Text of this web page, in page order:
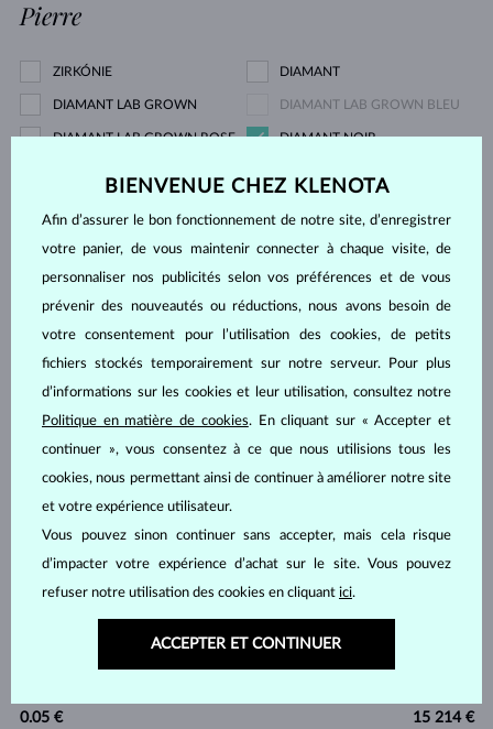
Pierre
ZIRKÓNIE DIAMANT
DIAMANT LAB GROWN DIAMANT LAB GROWN BLEU
DIAMANT LAB GROWN ROSE DIAMANT NOIR
SAPHIR JAUNE ÉMERAUDE
RUBIS PERLE
AIGUE-MARINE AMÉTHYSTE VIOLETTE
AMÉTHYSTE VERTE CITRINE
TANZANITE
TOURMALINE ROSE TOURMALINE VERTE
MOLDAVITE SANS PIERRE
0.05 € 15 214 €
BIENVENUE CHEZ KLENOTA
Afin d’assurer le bon fonctionnement de notre site, d’enregistrer
votre panier, de vous maintenir connecter à chaque visite, de
personnaliser nos publicités selon vos préférences et de vous
prévenir des nouveautés ou réductions, nous avons besoin de
votre consentement pour l’utilisation des cookies, de petits
fichiers stockés temporairement sur notre serveur. Pour plus
d’informations sur les cookies et leur utilisation, consultez notre
Politique en matière de cookies. En cliquant sur « Accepter et
continuer », vous consentez à ce que nous utilisions tous les
cookies, nous permettant ainsi de continuer à améliorer notre site
et votre expérience utilisateur.
Vous pouvez sinon continuer sans accepter, mais cela risque
d’impacter votre expérience d’achat sur le site. Vous pouvez
refuser notre utilisation des cookies en cliquant ici.
ACCEPTER ET CONTINUER